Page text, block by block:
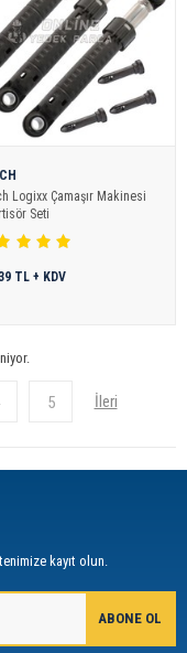
Logixx Çamaşır Makinesi
Seti
TL + KDV
5
kayıt olun.